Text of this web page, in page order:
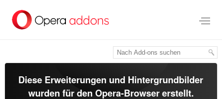
Hauptinhalt
springen
Diese Erweiterungen und Hintergrundbilder
wurden für den Opera-Browsererstellt.